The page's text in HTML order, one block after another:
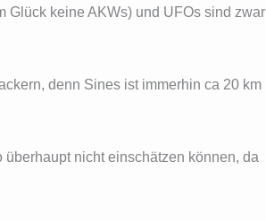
Glück keine AKWs) und UFOs sind zwar
denn Sines ist immerhin ca 20 km
nicht einschätzen können, da